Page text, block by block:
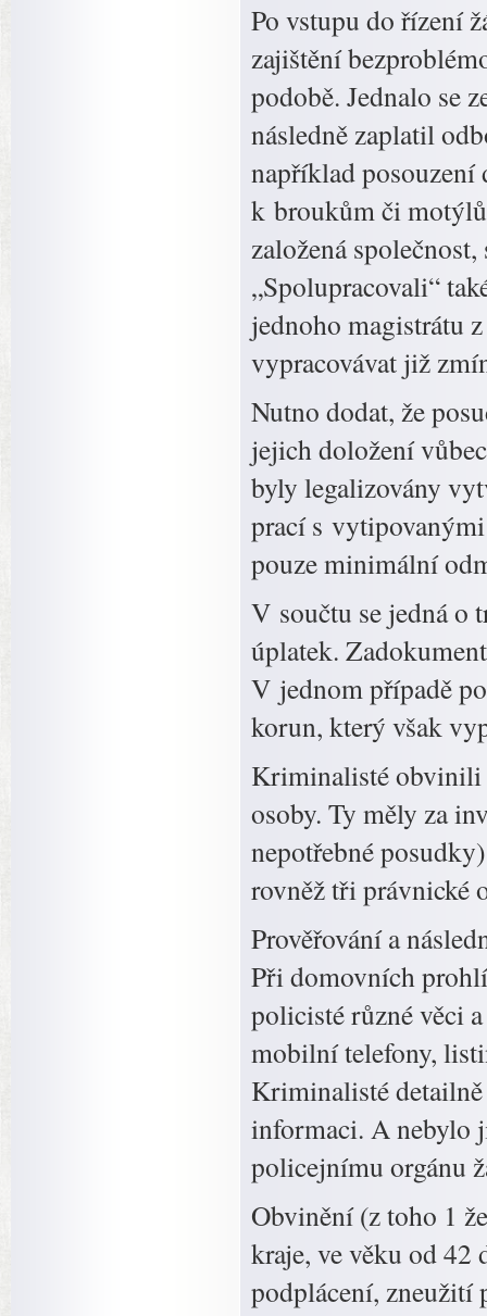
Po vstupu do řízení
zajištění
podobě. Jednalo se
následně zaplatil
například posouzení
k broukům či
založená
„Spolupracovali“
jednoho magistrátu
vypracovávat již
Nutno dodat, že
jejich doložení
byly legalizovány
prací s
pouze minimální
V součtu se jedná o
úplatek.
V jednom případě
korun, který však
Kriminalisté obvinili
osoby. Ty měly za
nepotřebné
rovněž tři právnické
Prověřování a
Při domovních
policisté různé věci
mobilní telefony,
Kriminalisté
informaci. A nebylo
policejnímu orgánu
Obvinění (z toho 1
kraje, ve věku od
podplácení, zneužití